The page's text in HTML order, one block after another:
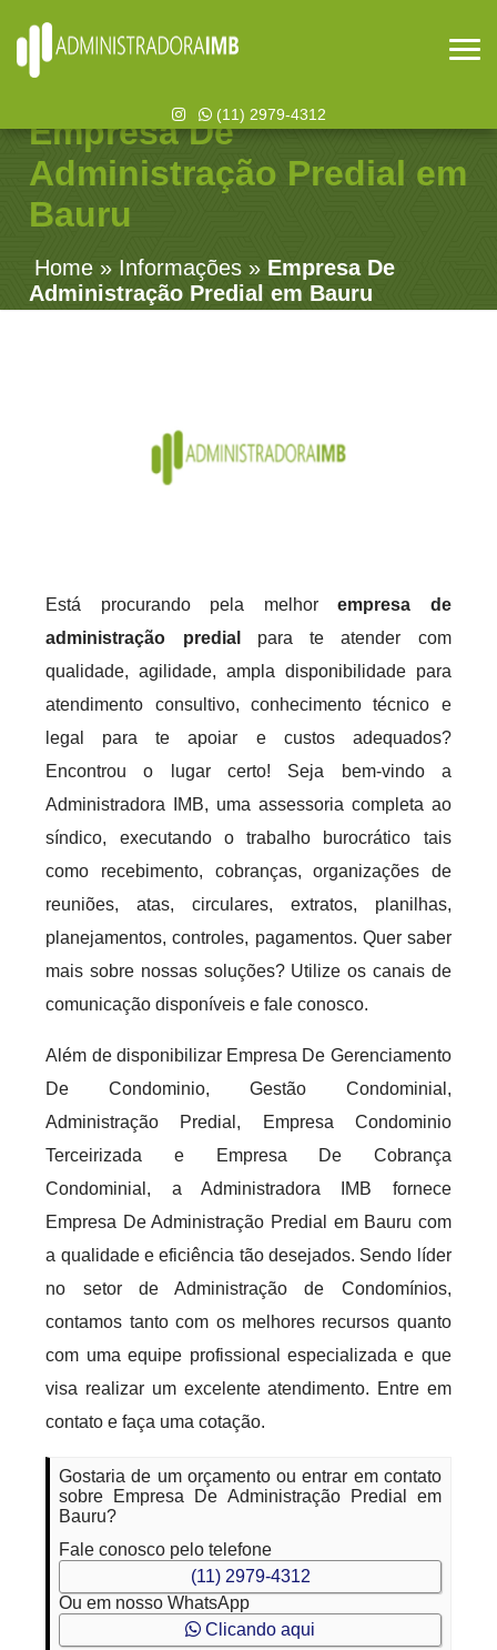
(11) 2979-4312
Empresa De
Administração Predial em
Bauru
Home » Informações » Empresa De
Administração Predial em Bauru
Está procurando pela melhorempresa de
administração predial
para te atender com
qualidade, agilidade, ampla disponibilidade para
atendimento consultivo, conhecimento técnico e
legal para te apoiar e custos adequados?
Encontrou o lugar certo! Seja bem-vindo a
Administradora IMB, uma assessoria completa ao
síndico, executando o trabalho burocrático tais
como recebimento, cobranças, organizações de
reuniões, atas, circulares, extratos, planilhas,
planejamentos, controles, pagamentos. Quer saber
mais sobre nossas soluções? Utilize os canais de
comunicação disponíveis e fale conosco.
Além de disponibilizar Empresa De Gerenciamento
De Condominio, Gestão Condominial,
Administração Predial, Empresa Condominio
Terceirizada e Empresa De Cobrança
Condominial, a Administradora IMB fornece
Empresa De Administração Predial em Bauru com
a qualidade e eficiência tão desejados. Sendo líder
no setor de Administração de Condomínios,
contamos tanto com os melhores recursos quanto
com uma equipe profissional especializada e que
visa realizar um excelente atendimento. Entre em
contato e faça uma cotação.
Gostaria de um orçamento ou entrar em contato
sobre Empresa De Administração Predial em
Bauru?
Fale conosco pelo telefone
(11) 2979-4312
Ou em nosso WhatsApp
Clicando aqui